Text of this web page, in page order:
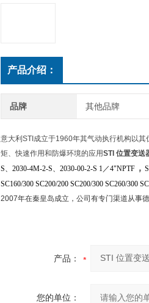
产品介绍：
品牌 其他品牌
意大利STI成立于1960年其气动执行机构以
矩、快速作用和防爆环境的应用STI 位置变送
S、 2030-4M-2-S、 2030-00-2-S 1／4"NPTF ，
SC160/300 SC200/200 SC200/300 SC260/300
2007年在秦皇岛成立，公司有专门渠道从事
产品：
您的单位：